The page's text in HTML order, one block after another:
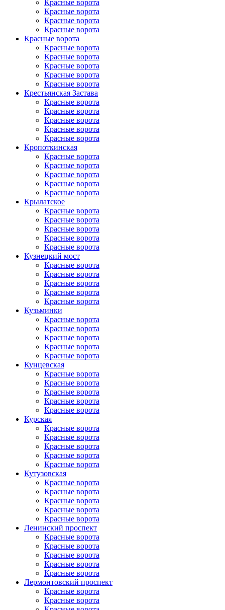
Красные ворота
Красные ворота
Красные ворота
Красные ворота
Красные ворота
Красные ворота
Красные ворота
Красные ворота
Красные ворота
Красные ворота
Крестьянская Застава
Красные ворота
Красные ворота
Красные ворота
Красные ворота
Красные ворота
Кропоткинс­кая
Красные ворота
Красные ворота
Красные ворота
Красные ворота
Красные ворота
Крылатское
Красные ворота
Красные ворота
Красные ворота
Красные ворота
Красные ворота
Кузнецкий мост
Красные ворота
Красные ворота
Красные ворота
Красные ворота
Красные ворота
Кузьминки
Красные ворота
Красные ворота
Красные ворота
Красные ворота
Красные ворота
Кунцевская
Красные ворота
Красные ворота
Красные ворота
Красные ворота
Красные ворота
Курская
Красные ворота
Красные ворота
Красные ворота
Красные ворота
Красные ворота
Кутузовская
Красные ворота
Красные ворота
Красные ворота
Красные ворота
Красные ворота
Ленинский проспект
Красные ворота
Красные ворота
Красные ворота
Красные ворота
Красные ворота
Лермонтовский проспект
Красные ворота
Красные ворота